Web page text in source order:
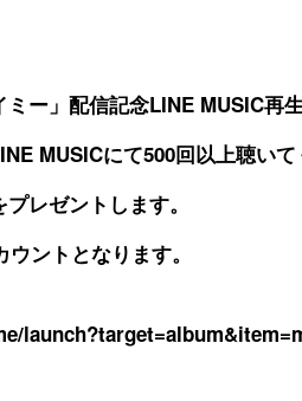
ー」配信記念LINE MUSIC再
MUSICにて500回以上聴い
レゼントします。
ントとなります。